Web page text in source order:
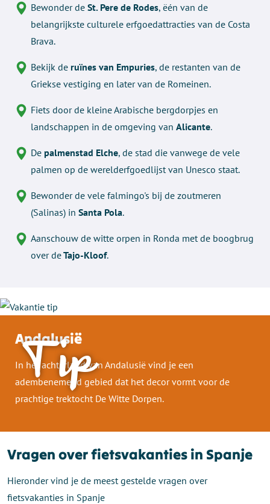
Bewonder de St. Pere de Rodes, ëén van de
belangrijkste culturele erfgoedattracties van de Costa
Brava.
Bekijk de ruïnes van Empuries, de restanten van de
Griekse vestiging en later van de Romeinen.
Fiets door de kleine Arabische bergdorpjes en
landschappen in de omgeving van Alicante.
De palmenstad Elche, de stad die vanwege de vele
palmen op de werelderfgoedlijst van Unesco staat.
Bewonder de vele falmingo's bij de zoutmeren
(Salinas) in Santa Pola.
Aanschouw de witte orpen in Ronda met de boogbrug
over deTajo-Kloof.
Tip
Andalusië
In het achterland van Andalusië vind je een
adembenemend gebied dat het decor vormt voor de
prachtige trektocht De Witte Dorpen.
Vragen over fietsvakanties in Spanje
Hieronder vind je de meest gestelde vragen over
fietsvakanties in Spanje